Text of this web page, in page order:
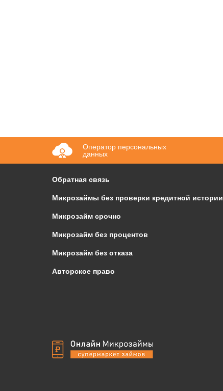
Оператор персональных
данных
Обратная связь
Микрозаймы без проверки кредитной истории
Микрозайм срочно
Микрозайм без процентов
Микрозайм без отказа
Авторское право